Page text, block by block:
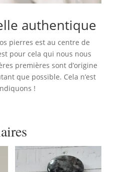
authentique
pierres est au centre de
pour cela qui nous nous
premières sont d’origine
que possible. Cela n’est
!